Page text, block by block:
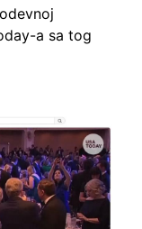
a sa tog